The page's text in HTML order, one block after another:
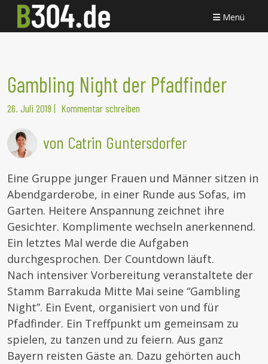
Menü
Gambling Night der Pfadfinder
26. Juli 2019 | Kommentar schreiben
von Catrin Guntersdorfer
Eine Gruppe junger Frauen und Männer sitzen in
Abendgarderobe, in einer Runde aus Sofas, im
Garten. Heitere Anspannung zeichnet ihre
Gesichter. Komplimente wechseln anerkennend.
Ein letztes Mal werde die Aufgaben
durchgesprochen. Der Countdown läuft.
Nach intensiver Vorbereitung veranstaltete der
Stamm Barrakuda Mitte Mai seine “Gambling
Night”. Ein Event, organisiert von und für
Pfadfinder. Ein Treffpunkt um gemeinsam zu
spielen, zu tanzen und zu feiern. Aus ganz
Bayern reisten Gäste an. Dazu gehörten auch